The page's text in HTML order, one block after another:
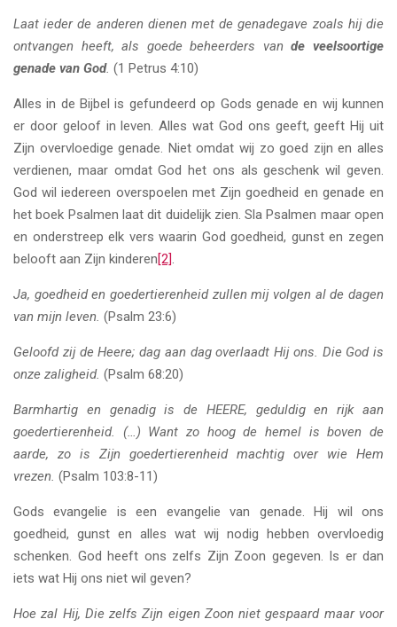
Laat ieder de anderen dienen met de genadegave zoals hij die
ontvangen heeft, als goede beheerders vande veelsoortige
genade van God. (1 Petrus 4:10)
Alles in de Bijbel is gefundeerd op Gods genade en wij kunnen
er door geloof in leven. Alles wat God ons geeft, geeft Hij uit
Zijn overvloedige genade. Niet omdat wij zo goed zijn en alles
verdienen, maar omdat God het ons als geschenk wil geven.
God wil iedereen overspoelen met Zijn goedheid en genade en
het boek Psalmen laat dit duidelijk zien. Sla Psalmen maar open
en onderstreep elk vers waarin God goedheid, gunst en zegen
belooft aan Zijn kinderen[2].
Ja, goedheid en goedertierenheid zullen mij volgen al de dagen
van mijn leven. (Psalm 23:6)
Geloofd zij de Heere; dag aan dag overlaadt Hij ons. Die God is
onze zaligheid. (Psalm 68:20)
Barmhartig en genadig is de HEERE, geduldig en rijk aan
goedertierenheid. (…) Want zo hoog de hemel is boven de
aarde, zo is Zijn goedertierenheid machtig over wie Hem
vrezen. (Psalm 103:8-11)
Gods evangelie is een evangelie van genade. Hij wil ons
goedheid, gunst en alles wat wij nodig hebben overvloedig
schenken. God heeft ons zelfs Zijn Zoon gegeven. Is er dan
iets wat Hij ons niet wil geven?
Hoe zal Hij, Die zelfs Zijn eigen Zoon niet gespaard maar voor